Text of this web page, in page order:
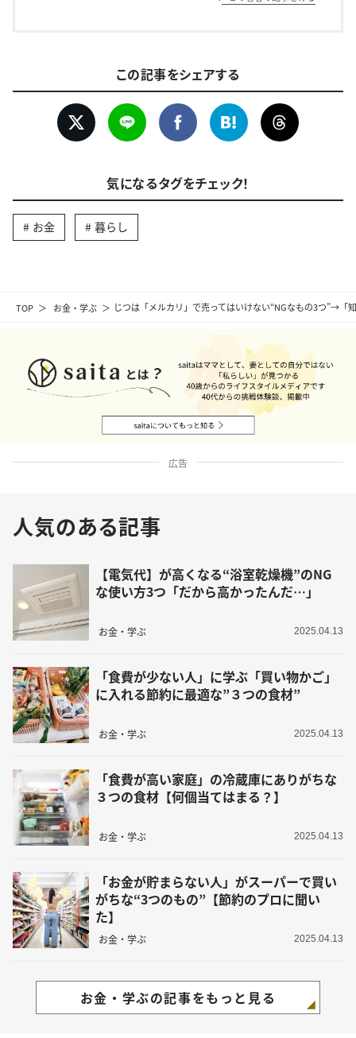
TOP お金・学ぶ じつは「メルカリ」で売ってはいけない“NGなもの3つ”→
この記事をシェアする
気になるタグをチェック！
お金 暮らし
広告
人気のある記事
【電気代】が高くなる“浴室乾燥機”のNG
な使い方3つ「だから高かったんだ…」
お金・学ぶ 2025.04.13
「食費が少ない人」に学ぶ「買い物かご」
に入れる節約に最適な”３つの食材”
お金・学ぶ 2025.04.13
「食費が高い家庭」の冷蔵庫にありがちな
３つの食材【何個当てはまる？】
お金・学ぶ 2025.04.13
「お金が貯まらない人」がスーパーで買い
がちな“3つのもの”【節約のプロに聞い
た】
お金・学ぶ 2025.04.13
お金・学ぶの記事をもっと見る